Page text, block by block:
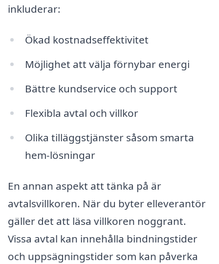
inkluderar:
Ökad kostnadseffektivitet
Möjlighet att välja förnybar energi
Bättre kundservice och support
Flexibla avtal och villkor
Olika tilläggstjänster såsom smarta
hem-lösningar
En annan aspekt att tänka på är
avtalsvillkoren. När du byter elleverantör
gäller det att läsa villkoren noggrant.
Vissa avtal kan innehålla bindningstider
och uppsägningstider som kan påverka